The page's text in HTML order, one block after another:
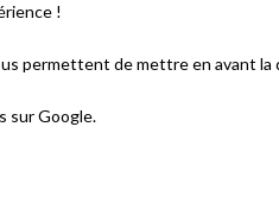
!
permettent de mettre en avant
sur Google.